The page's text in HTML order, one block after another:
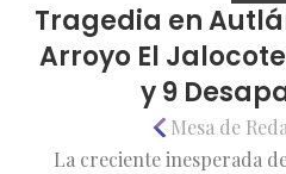
Tragedia en
Arroyo El
y 9
Mesa de
La creciente inesperada